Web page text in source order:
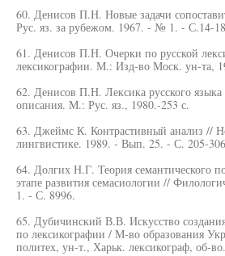
60. Денисов П.Н. Новые задачи
Рус. яз. за рубежом. 1967. - № 1. - С.14-
61. Денисов П.Н. Очерки по русской
лексикографии. М.: Изд-во Моск. ун-та,
62. Денисов П.Н. Лексика русского
описания. М.: Рус. яз., 1980.-253 с.
63. Джеймс К. Контрастивный анализ //
лингвистике. 1989. - Вып. 25. - С. 205-
64. Долгих Н.Г. Теория семантического
этапе развития семасиологии //
1. - С. 8996.
65. Дубичинский В.В. Искусство
по лексикографии / М-во образования
политех, ун-т., Харьк. лексикограф, об-